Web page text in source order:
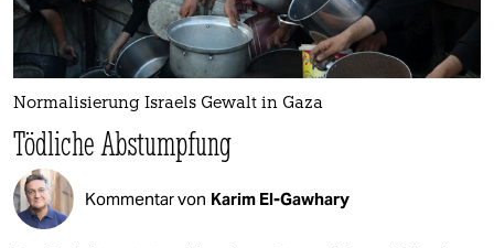
berlin
nord
wahrheit
verlag
verlag
Normalisierung Israels Gewalt in Gaza
Tödliche Abstumpfung
Kommentar von Karim El-Gawhary